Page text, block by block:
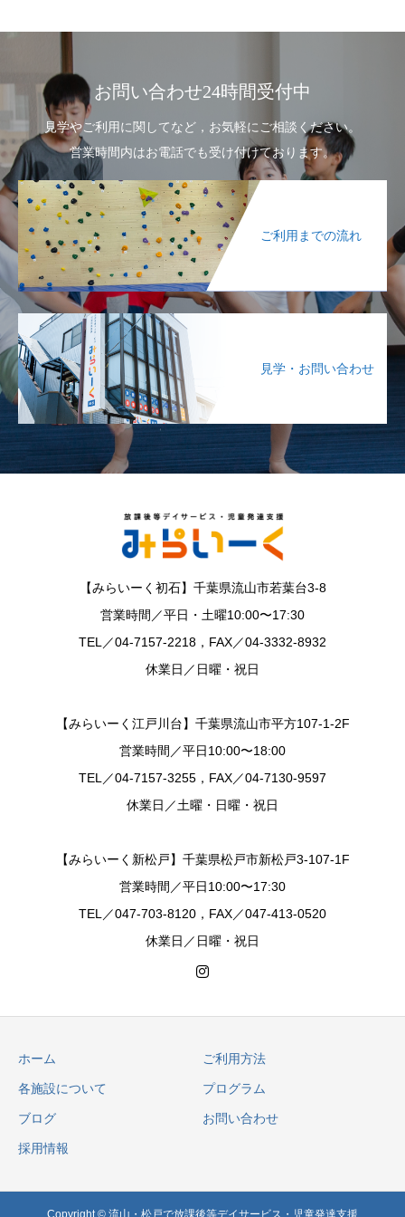
お問い合わせ24時間受付中
見学やご利用に関してなど，お気軽にご相談ください。
営業時間内はお電話でも受け付けております。
ご利用までの流れ
見学・お問い合わせ
【みらいーく初石】千葉県流山市若葉台3-8
営業時間／平日・土曜10:00〜17:30
TEL／04-7157-2218，FAX／04-3332-8932
休業日／日曜・祝日
【みらいーく江戸川台】千葉県流山市平方107-1-2F
営業時間／平日10:00〜18:00
TEL／04-7157-3255，FAX／04-7130-9597
休業日／土曜・日曜・祝日
【みらいーく新松戸】千葉県松戸市新松戸3-107-1F
営業時間／平日10:00〜17:30
TEL／047-703-8120，FAX／047-413-0520
休業日／日曜・祝日
ホーム ご利用方法
各施設について プログラム
ブログ お問い合わせ
採用情報
Copyright © 流山・松戸で放課後等デイサービス・児童発達支援